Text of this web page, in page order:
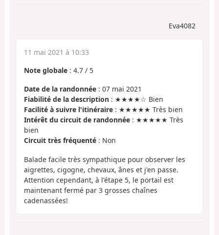
Eva4082
11 mai 2021 à 10:33
Note globale : 4.7 / 5
Date de la randonnée : 07 mai 2021
Fiabilité de la description : ★★★★☆ Bien
Facilité à suivre l'itinéraire : ★★★★★ Très bien
Intérêt du circuit de randonnée : ★★★★★ Très
bien
Circuit très fréquenté : Non
Balade facile très sympathique pour observer les
aigrettes, cigogne, chevaux, ânes et j'en passe.
Attention cependant, à l'étape 5, le portail est
maintenant fermé par 3 grosses chaînes
cadenassées!